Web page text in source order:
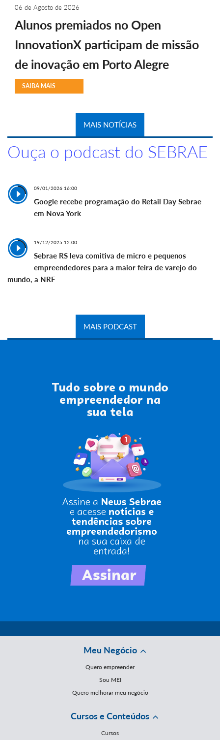
06 de Agosto de 2026
Alunos premiados no Open
InnovationX participam de missão
de inovação em Porto Alegre
SAIBA MAIS
MAIS NOTÍCIAS
Ouça o podcast do SEBRAE
09/01/2026 16:00
Google recebe programação do Retail Day Sebrae
em Nova York
19/12/2025 12:00
Sebrae RS leva comitiva de micro e pequenos
empreendedores para a maior feira de varejo do
mundo, a NRF
MAIS PODCAST
Meu Negócio
Quero empreender
Sou MEI
Quero melhorar meu negócio
Cursos e Conteúdos
Cursos